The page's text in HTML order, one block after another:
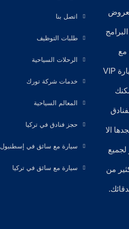
مع
مجموعات أو رحلات خاصة بسيارة VIP
الا
من
اتصل بنا
طلبات التوظيف
الرحلات السياحية
خدمات شركة تورك
المعالم السياحية
حجز فنادق في تركيا
سيارة مع سائق في إسطنبول
سيارة مع سائق في تركيا